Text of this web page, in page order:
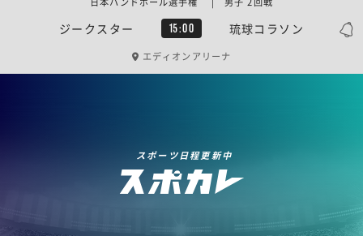
ジークスター 15:00 琉球コラソン
エディオンアリーナ
スポーツ日程更新中